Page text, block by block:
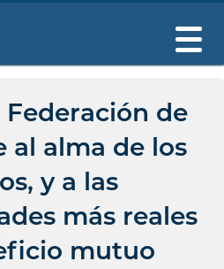
Federación de
al alma de los
y a las
más reales
mutuo